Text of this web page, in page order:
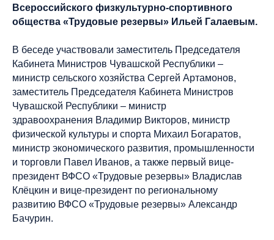
Всероссийского физкультурно-спортивного
общества «Трудовые резервы» Ильей Галаевым.
В беседе участвовали заместитель Председателя
Кабинета Министров Чувашской Республики –
министр сельского хозяйства Сергей Артамонов,
заместитель Председателя Кабинета Министров
Чувашской Республики – министр
здравоохранения Владимир Викторов, министр
физической культуры и спорта Михаил Богаратов,
министр экономического развития, промышленности
и торговли Павел Иванов, а также первый вице-
президент ВФСО «Трудовые резервы» Владислав
Клёцкин и вице-президент по региональному
развитию ВФСО «Трудовые резервы» Александр
Бачурин.